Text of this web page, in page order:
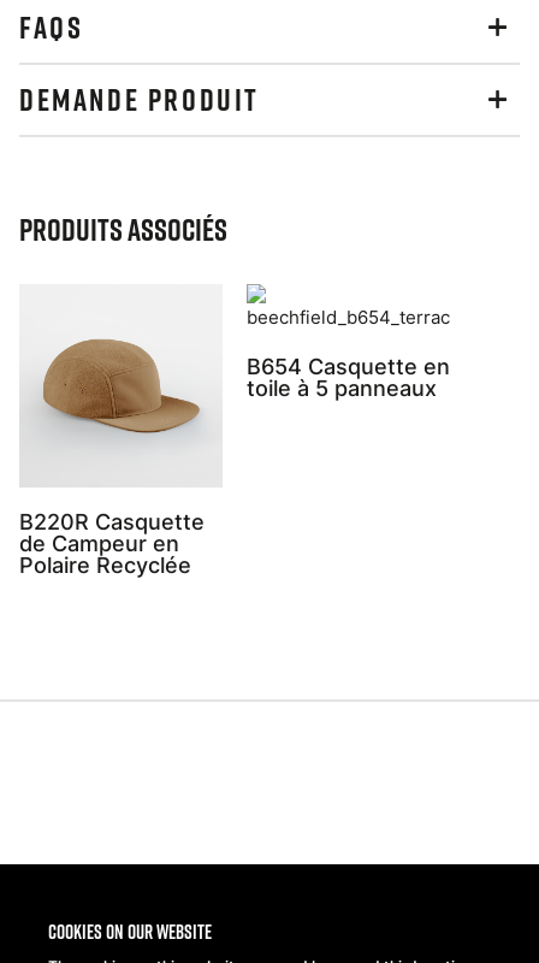
Cookies on our website
FAQS
DEMANDE PRODUIT
Produits associés
B220R Casquette
de Campeur en
Polaire Recyclée
B654 Casquette en
toile à 5 panneaux